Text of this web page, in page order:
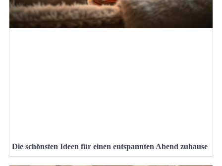
Die schönsten Ideen für einen entspannten Abend zuhause